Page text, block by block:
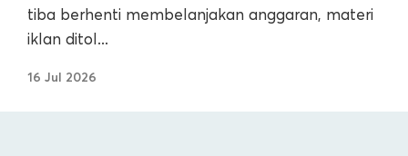
tiba berhenti membelanjakan anggaran, materi
iklan ditol...
16 Jul 2026